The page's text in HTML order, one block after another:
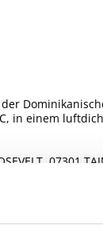
in einem
07301